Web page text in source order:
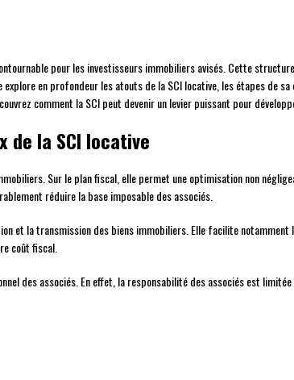
pour les investisseurs immobiliers avisés. Cette
en profondeur les atouts de la SCI locative, les étapes de
comment la SCI peut devenir un levier puissant pour
de la SCI locative
Sur le plan fiscal, elle permet une optimisation non
réduire la base imposable des associés.
et la transmission des biens immobiliers. Elle facilite notamment
coût fiscal.
des associés. En effet, la responsabilité des associés est